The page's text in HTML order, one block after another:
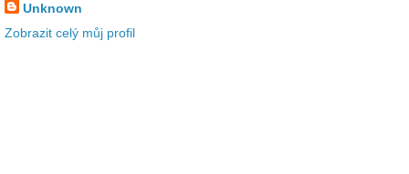
Unknown
Zobrazit celý můj profil